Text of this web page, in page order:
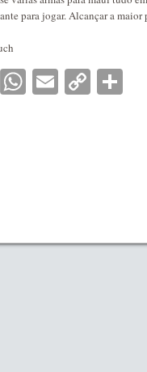
para jogar. Alcançar a
Messenger
WhatsApp
EmailCopy